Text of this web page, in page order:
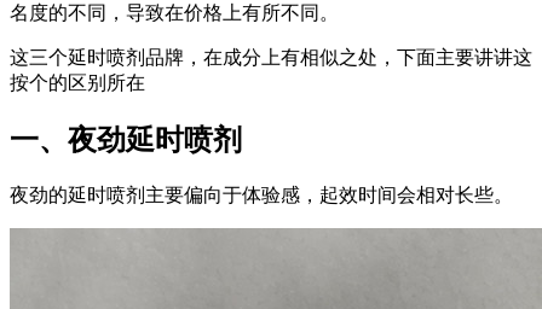
名度的不同，导致在价格上有所不同。
这三个延时喷剂品牌，在成分上有相似之处，下面主要讲讲这
按个的区别所在
一、夜劲延时喷剂
夜劲的延时喷剂主要偏向于体验感，起效时间会相对长些。